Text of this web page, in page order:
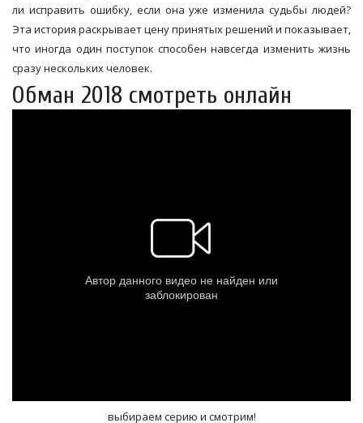
ли исправить ошибку, если она уже изменила судьбы людей?
Эта история раскрывает цену принятых решений и показывает,
что иногда один поступок способен навсегда изменить жизнь
сразу нескольких человек.
Обман 2018 смотреть онлайн
выбираем серию и смотрим!